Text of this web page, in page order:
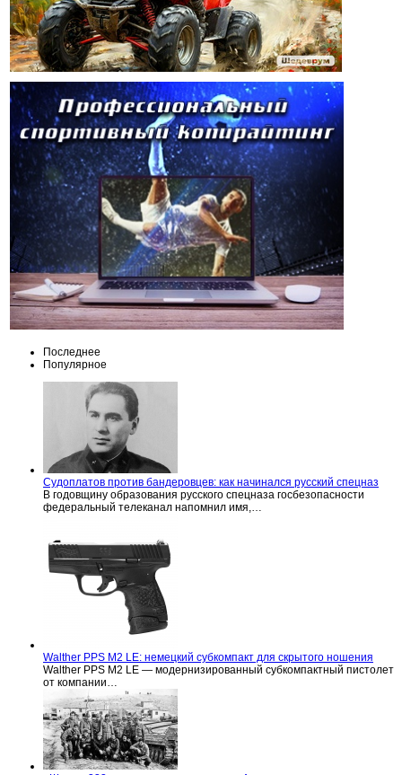
Последнее
Популярное
Судоплатов против бандеровцев: как начинался русский спецназ
В годовщину образования русского спецназа госбезопасности
федеральный телеканал напомнил имя,…
Walther PPS M2 LE: немецкий субкомпакт для скрытого ношения
Walther PPS M2 LE — модернизированный субкомпактный пистолет
от компании…